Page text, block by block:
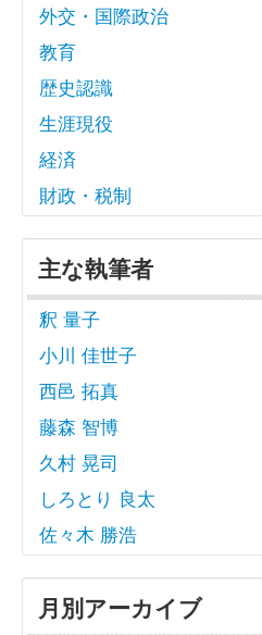
外交・国際政治
教育
歴史認識
生涯現役
経済
財政・税制
主な執筆者
釈 量子
小川 佳世子
西邑 拓真
藤森 智博
久村 晃司
しろとり 良太
佐々木 勝浩
月別アーカイブ